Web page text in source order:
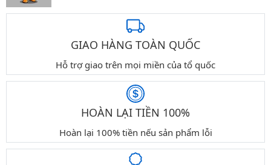
GIAO HÀNG TOÀN QUỐC
Hỗ trợ giao trên mọi miền của tổ quốc
HOÀN LẠI TIỀN 100%
Hoàn lại 100% tiền nếu sản phẩm lỗi